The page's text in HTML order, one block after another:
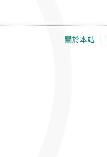
關於本站